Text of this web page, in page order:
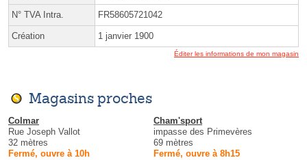
N° TVA Intra. FR58605721042
Création 1 janvier 1900
Éditer les informations de mon magasin
Magasins proches
Colmar
Rue Joseph Vallot
32 mètres
Fermé, ouvre à 10h
Cham'sport
impasse des Primevères
69 mètres
Fermé, ouvre à 8h15